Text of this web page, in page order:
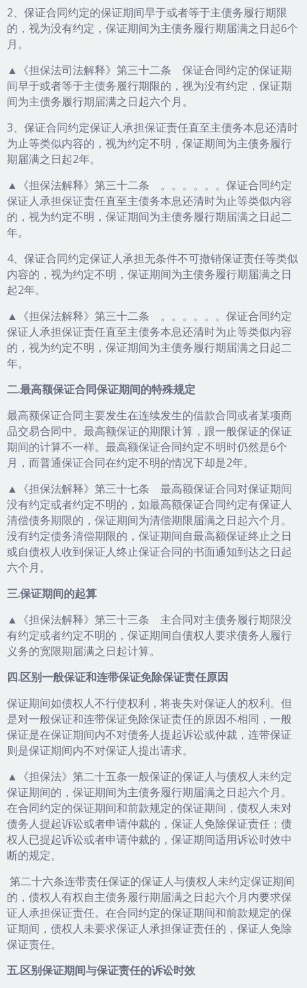
2、保证合同约定的保证期间早于或者等于主债务履行期限
的，视为没有约定，保证期间为主债务履行期届满之日起6个
月。
▲《担保法司法解释》第三十二条 保证合同约定的保证期
间早于或者等于主债务履行期限的，视为没有约定，保证期
间为主债务履行期届满之日起六个月。
3、保证合同约定保证人承担保证责任直至主债务本息还清时
为止等类似内容的，视为约定不明，保证期间为主债务履行
期届满之日起2年。
▲《担保法解释》第三十二条 。。。。。。保证合同约定
保证人承担保证责任直至主债务本息还清时为止等类似内容
的，视为约定不明，保证期间为主债务履行期届满之日起二
年。
4、保证合同约定保证人承担无条件不可撤销保证责任等类似
内容的，视为约定不明，保证期间为主债务履行期届满之日
起2年。
▲《担保法解释》第三十二条 。。。。。。保证合同约定
保证人承担保证责任直至主债务本息还清时为止等类似内容
的，视为约定不明，保证期间为主债务履行期届满之日起二
年。
二.最高额保证合同保证期间的特殊规定
最高额保证合同主要发生在连续发生的借款合同或者某项商
品交易合同中。最高额保证的期限计算，跟一般保证的保证
期间的计算不一样。最高额保证合同约定不明时仍然是6个
月，而普通保证合同在约定不明的情况下却是2年。
▲《担保法解释》第三十七条 最高额保证合同对保证期间
没有约定或者约定不明的，如最高额保证合同约定有保证人
清偿债务期限的，保证期间为清偿期限届满之日起六个月。
没有约定债务清偿期限的，保证期间自最高额保证终止之日
或自债权人收到保证人终止保证合同的书面通知到达之日起
六个月。
三.保证期间的起算
▲《担保法解释》第三十三条 主合同对主债务履行期限没
有约定或者约定不明的，保证期间自债权人要求债务人履行
义务的宽限期届满之日起计算。
四.区别一般保证和连带保证免除保证责任原因
保证期间如债权人不行使权利，将丧失对保证人的权利。但
是对一般保证和连带保证免除保证责任的原因不相同，一般
保证是在保证期间内不对债务人提起诉讼或仲裁，连带保证
则是保证期间内不对保证人提出请求。
▲《担保法》第二十五条一般保证的保证人与债权人未约定
保证期间的，保证期间为主债务履行期届满之日起六个月。
在合同约定的保证期间和前款规定的保证期间，债权人未对
债务人提起诉讼或者申请仲裁的，保证人免除保证责任；债
权人已提起诉讼或者申请仲裁的，保证期间适用诉讼时效中
断的规定。
第二十六条连带责任保证的保证人与债权人未约定保证期间
的，债权人有权自主债务履行期届满之日起六个月内要求保
证人承担保证责任。在合同约定的保证期间和前款规定的保
证期间，债权人未要求保证人承担保证责任的，保证人免除
保证责任。
五.区别保证期间与保证责任的诉讼时效